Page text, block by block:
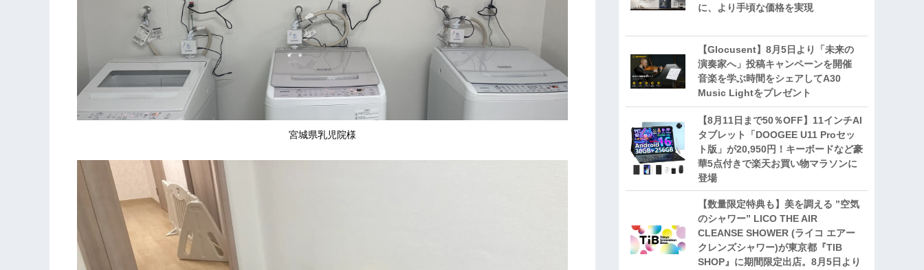
宮城県乳児院様
に、より手頃な価格を実現
【Glocusent】8月5日より「未来の
演奏家へ」投稿キャンペーンを開催
音楽を学ぶ時間をシェアしてA30
Music Lightをプレゼント
【8月11日まで50％OFF】11インチAI
タブレット「DOOGEE U11 Proセッ
ト版」が20,950円！キーボードなど豪
華5点付きで楽天お買い物マラソンに
登場
【数量限定特典も】美を調える ”空気
のシャワー” LICO THE AIR
CLEANSE SHOWER (ライコ エアー
クレンズシャワー)が東京都『TIB
SHOP』に期間限定出店。8月5日より